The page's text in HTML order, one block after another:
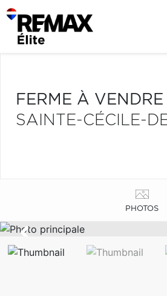
FERME À VENDRE
SAINTE-CÉCILE-
PHOTOS